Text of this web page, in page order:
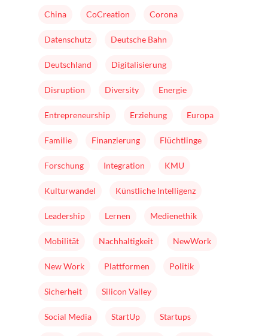
China CoCreation Corona
Datenschutz Deutsche Bahn
Deutschland Digitalisierung
Disruption Diversity Energie
Entrepreneurship Erziehung Europa
Familie Finanzierung Flüchtlinge
Forschung Integration KMU
Kulturwandel Künstliche Intelligenz
Leadership Lernen Medienethik
Mobilität Nachhaltigkeit NewWork
New Work Plattformen Politik
Sicherheit Silicon Valley
Social Media StartUp Startups
Changeriders
Formate